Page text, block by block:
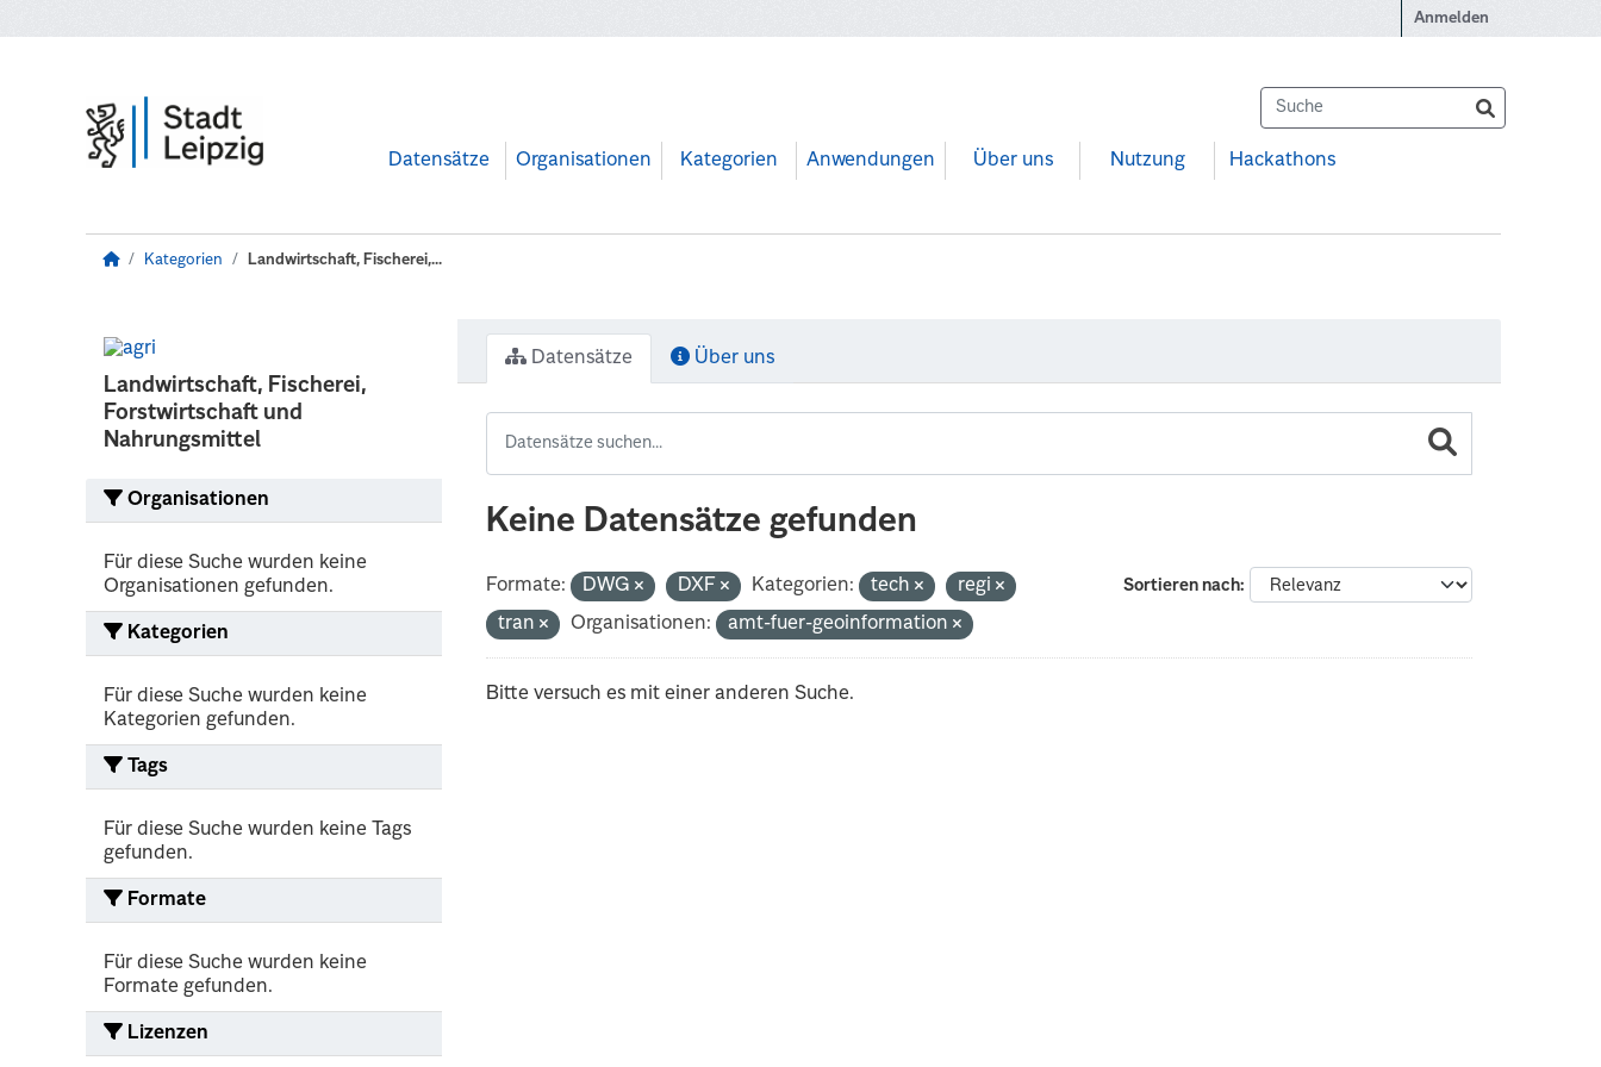
Anmelden
Datensätze Organisationen Kategorien Anwendungen Über uns Nutzung Hackathons
Kategorien Landwirtschaft, Fischerei,...
Landwirtschaft, Fischerei,
Forstwirtschaft und
Nahrungsmittel
Organisationen
Für diese Suche wurden keine
Organisationen gefunden.
Kategorien
Für diese Suche wurden keine
Kategorien gefunden.
Tags
Für diese Suche wurden keine Tags
gefunden.
Formate
Für diese Suche wurden keine
Formate gefunden.
Lizenzen
Datensätze Über uns
Keine Datensätze gefunden
Sortieren nach
Formate: DWG DXF Kategorien: tech
regi
tran
Organisationen: amt-fuer-geoinformation
Bitte versuch es mit einer anderen Suche.